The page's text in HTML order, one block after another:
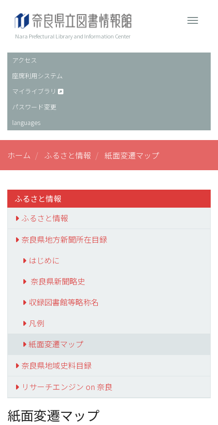
Nara Prefectural Library and Information Center
ヘ
ッ
ダ
ー
アクセス
座席利用システム
マイライブラリ
パスワード変更
languages
ホーム ふるさと情報 紙面変遷マップ
ふるさと情報
ふるさと情報
奈良県地方新聞所在目録
はじめに
奈良県新聞略史
収録図書館等略称名
凡例
紙面変遷マップ
奈良県地域史料目録
リサーチエンジン on 奈良
紙面変遷マップ